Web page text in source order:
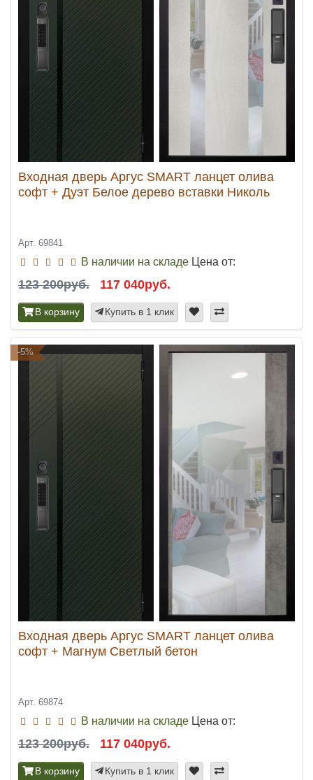
Входная дверь Аргус SMART ланцет олива
софт + Дуэт Белое дерево вставки Николь
Арт. 69841
В наличии на складе Цена от:
123 200руб. 117 040руб.
В корзину Купить в 1 клик
-5%
Входная дверь Аргус SMART ланцет олива
софт + Магнум Светлый бетон
Арт. 69874
В наличии на складе Цена от:
123 200руб. 117 040руб.
В корзину Купить в 1 клик